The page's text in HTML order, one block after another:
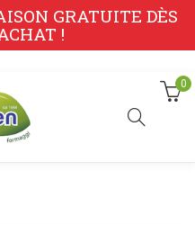
GRATUITE DÈS
!
0